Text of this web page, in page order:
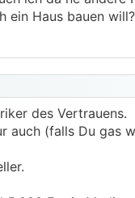
ein Haus bauen
des Vertrauens.
auch (falls Du gas